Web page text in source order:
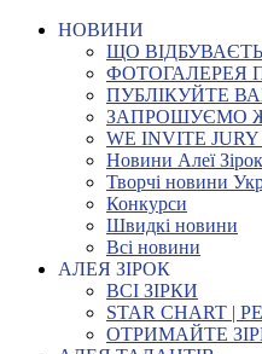
НОВИНИ
ЩО
ФОТОГАЛЕРЕЯ
ПУБЛІКУЙТЕ
ЗАПРОШУЄМО
WE INVITE
Новини Алеї Зірок
Творчі новини
Конкурси
Швидкі новини
Всі новини
АЛЕЯ ЗІРОК
ВСІ ЗІРКИ
STAR CHART |
ОТРИМАЙТЕ